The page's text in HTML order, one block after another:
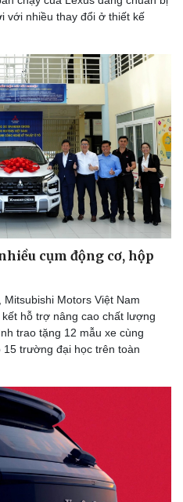
Công nghệ
Sành điệu
Tin Công nghệ
Trải nghiệm
Chuyển đổi số
với nhiều thay đổi ở thiết kế
cụm động cơ, hộp
Motors Việt Nam
hỗ trợ nâng cao chất lượng
trao tặng 12 mẫu xe cùng
trường đại học trên toàn